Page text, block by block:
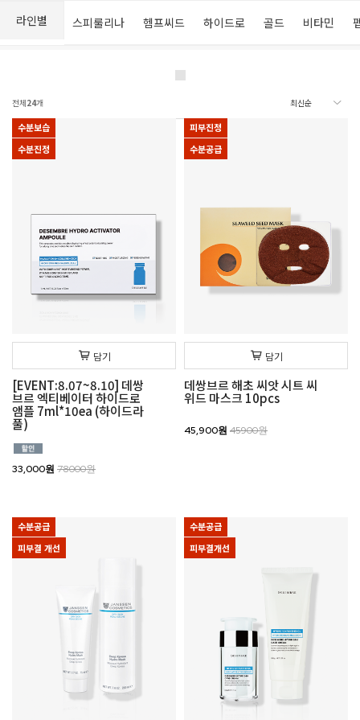
라인별 스피룰리나 헴프씨드 하이드로 골드 비타민
전체24개
수분보습
수분진정
담기
[EVENT:8.07~8.10] 데쌍
브르 엑티베이터 하이드로
앰플 7ml*10ea (하이드라
풀)
33,000원 78000원
피부진정
수분공급
담기
데쌍브르 해초 씨앗 시트 씨
위드 마스크 10pcs
45,900원 45900원
수분공급
피부결 개선
수분공급
피부결개선